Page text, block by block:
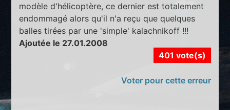
modèle d'hélicoptère, ce dernier est totalement
endommagé alors qu'il n'a reçu que quelques
balles tirées par une 'simple' kalachnikoff !!!
Ajoutée le 27.01.2008
401 vote(s)
Voter pour cette erreur